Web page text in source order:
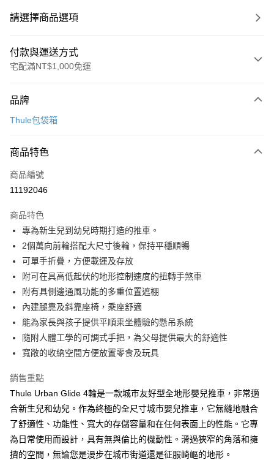
請選擇商品選項
付款與運送方式
宅配滿NT$1,000免運
信用卡一次付款
3 期 0 利率 每期
合作金庫商業銀行
上海商業儲蓄銀行
臺灣中小企業銀行
匯豐（台灣）商業銀行
華泰商業銀行
聯邦商業銀行
遠東國際商業銀行
元大商業銀行
玉山商業銀行
星展（台灣）商業銀行
台灣樂天信用卡公司
合作金庫商業銀行
上海商業儲蓄銀行
國泰世華商業銀行
兆豐國際商業銀行
匯豐（台灣）商業銀行
華泰商業銀行
聯邦商業銀行
元大商業銀行
永豐商業銀行
玉山商業銀行
星展（台灣）商業銀行
台新國際商業銀行
LINE Pay
Apple Pay
街口支付
悠遊付
全盈+PAY
運送方式
宅配
每筆NT$100，滿NT$1,000(含以上)免運費
品牌
Thule包袋箱
商品特色
商品編號
11192046
商品特色
專為新生兒到幼兒時期打造的推車。
2個萬向前輪搭配大尺寸後輪，保持平穩順暢
可單手折疊，方便載運及存放
附可在具高低起伏的地形控制速度的扭轉手煞車
附有具側邊通風功能的多重位置遮棚
內建腿靠及斜靠座椅，乘座舒適
能為家長與孩子提供平順乘坐體驗的懸吊系統
隨附人體工學的可調式手把，為父母提供最大的舒適性
寬敞的收納空間方便放置零食及玩具
銷售重點
Thule Urban Glide 4輪是一款城市友好型全地形嬰兒推車，非常適
合新生兒和幼兒。作為終極的全尺寸城市嬰兒推車，它無縫地融合
了舒適性、功能性、寬大的存儲容量和在任何表面上的性能。它專
為日常使用而設計，具有無與倫比的機動性。滑過狹窄的角落和擁
擠的空間，無論您是漫步在城市街道還是征服崎嶇的地形。